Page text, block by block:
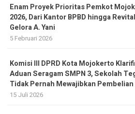
Enam Proyek Prioritas Pemkot
2026, Dari Kantor BPBD hingga
Gelora A. Yani
5 Februari 2026
Komisi III DPRD Kota Mojokerto
Aduan Seragam SMPN 3, Sekolah
Tidak Pernah Mewajibkan
15 Juli 2026